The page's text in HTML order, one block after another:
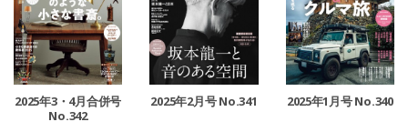
2025年3・4月合併号
No.342
2025年2月号 No.341 2025年1月号 No.340